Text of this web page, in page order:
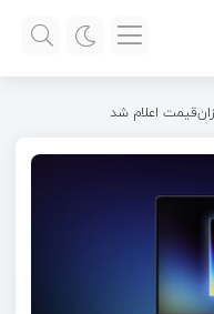
اعلام شد